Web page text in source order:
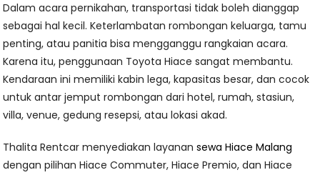
Dalam acara pernikahan, transportasi tidak boleh dianggap
sebagai hal kecil. Keterlambatan rombongan keluarga, tamu
penting, atau panitia bisa mengganggu rangkaian acara.
Karena itu, penggunaan Toyota Hiace sangat membantu.
Kendaraan ini memiliki kabin lega, kapasitas besar, dan cocok
untuk antar jemput rombongan dari hotel, rumah, stasiun,
villa, venue, gedung resepsi, atau lokasi akad.
Thalita Rentcar menyediakan layanansewa Hiace Malang
dengan pilihan Hiace Commuter, Hiace Premio, dan Hiace